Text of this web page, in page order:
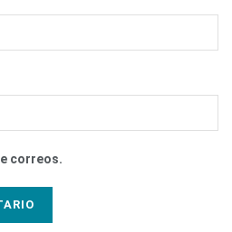
correos.